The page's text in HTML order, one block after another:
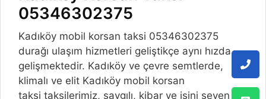
05346302375
Kadıköy mobil korsan taksi 05346302375
durağı ulaşım hizmetleri geliştikçe aynı hızda
gelişmektedir. Kadıköy ve çevre semtlerde,
klimalı ve elit Kadıköy mobil korsan
taksi taksilerimiz, saygılı, kibar ve işini seven